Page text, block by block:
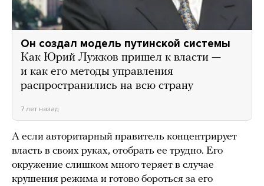
Он создал модель путинской системы
Как Юрий Лужков пришел к власти —
и как его методы управления
распространились на всю страну
7 лет назад
А если авторитарный правитель концентрирует
власть в своих руках, отобрать ее трудно. Его
окружение слишком много теряет в случае
крушения режима и готово бороться за его